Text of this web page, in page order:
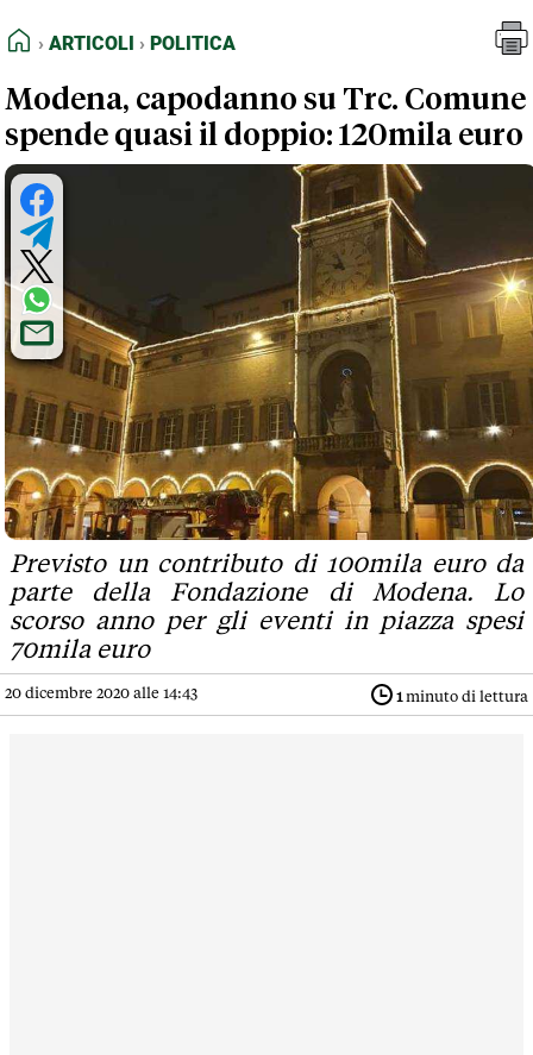
FEED RSS
NORMATIVE DEONTOLOGICHE
TERMINI e CONDIZIONI
HOME
ARTICOLI POLITICA
Modena, capodanno su Trc. Comune
spende quasi il doppio: 120mila euro
Previsto un contributo di 100mila euro da
parte della Fondazione di Modena. Lo
scorso anno per gli eventi in piazza spesi
70mila euro
20 dicembre 2020 alle 14:43 1 minuto di lettura